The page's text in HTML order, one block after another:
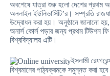
অবশেষে যাত্রা শুরু হলো দেশের প্রথম
অনলাইন ইউনিভার্সিটি’র। সম্প্রতি
উদ্বোধন করা হয়। অনুষ্ঠানে জানানো হয়,
অনার্স কোর্স পড়ার জন্য প্রথম টিউশন
বিশ্ববিদ্যালয় এটি।
ইসলামী
বিশ্বমানের পাঠ্যক্রমকে সমুন্নত করা